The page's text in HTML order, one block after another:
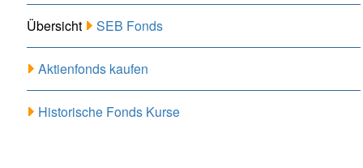
Übersicht SEB Fonds
Aktienfonds kaufen
Historische Fonds Kurse